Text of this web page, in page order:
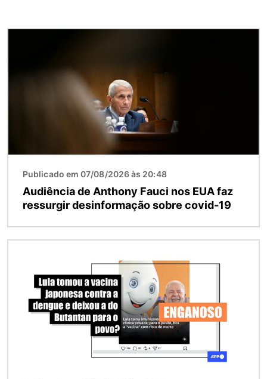
Publicado em 07/08/2026 às 20:48
Audiência de Anthony Fauci nos EUA faz
ressurgir desinformação sobre covid-19